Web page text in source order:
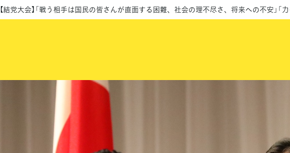
【結党大会】「戦う相手は国民の皆さんが直面する困難、社会の理不尽さ、将来への不安」